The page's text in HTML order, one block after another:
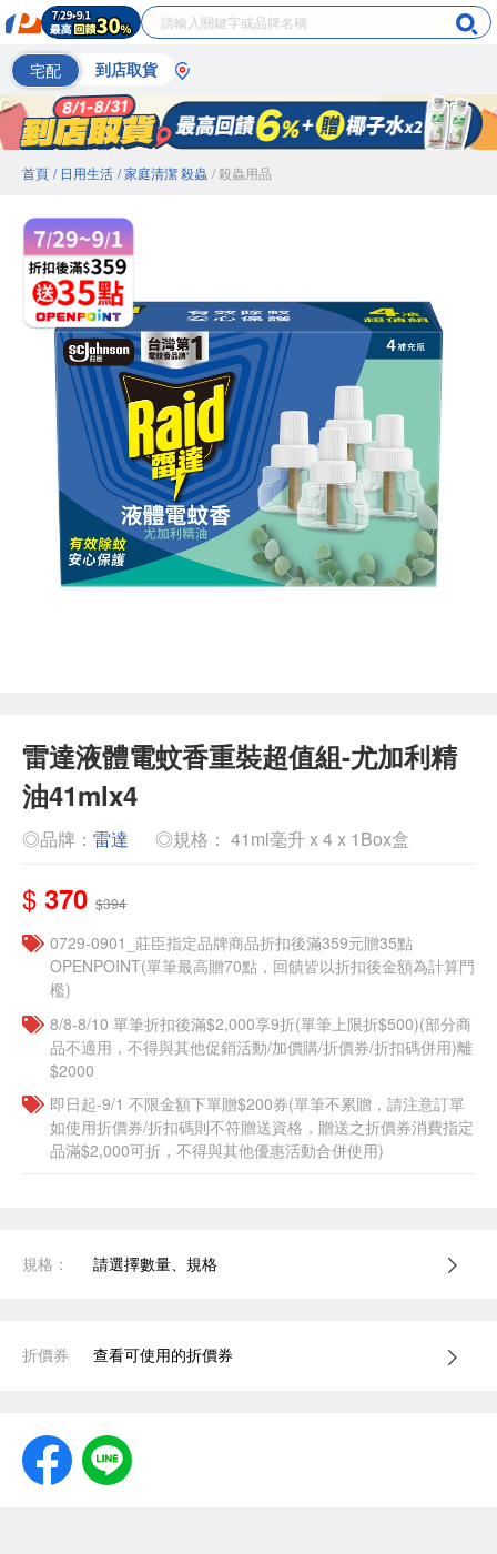
宅配 到店取貨
首頁 / 日用生活 / 家庭清潔 殺蟲 / 殺蟲用品
雷達液體電蚊香重裝超值組-尤加利精
油41mlx4
◎品牌： 雷達 ◎規格： 41ml毫升 x 4 x 1Box盒
$ 370 $394
0729-0901_莊臣指定品牌商品折扣後滿359元贈35點
OPENPOINT(單筆最高贈70點，回饋皆以折扣後金額為計算門
檻)
8/8-8/10 單筆折扣後滿$2,000享9折(單筆上限折$500)(部分商
品不適用，不得與其他促銷活動/加價購/折價券/折扣碼併用)離
$2000
即日起-9/1 不限金額下單贈$200券(單筆不累贈，請注意訂單
如使用折價券/折扣碼則不符贈送資格，贈送之折價券消費指定
品滿$2,000可折，不得與其他優惠活動合併使用)
規格： 請選擇數量、規格
折價券 查看可使用的折價券